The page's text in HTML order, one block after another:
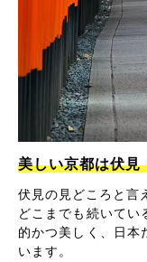
美しい京都は伏見
伏見の見どころと言
どこまでも続いてい
的かつ美しく、日本
います。